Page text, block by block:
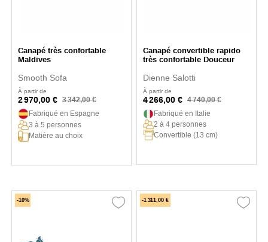
Canapé très confortable
Maldives
Smooth Sofa
À partir de
2 970,00 € 3 342,00 €
Fabriqué en Espagne
3 à 5 personnes
Matière au choix
Canapé convertible rapido
très confortable Douceur
Dienne Salotti
À partir de
4 266,00 € 4 740,00 €
Fabriqué en Italie
2 à 4 personnes
Convertible (13 cm)
-10% -1 311,00 €